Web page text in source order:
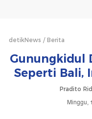
detikNews Berita
Gunungkidul
Seperti Bali,
Pradito
Minggu,